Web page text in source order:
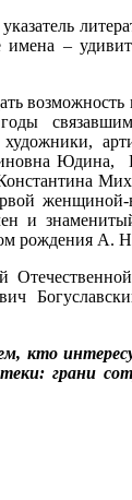
имена –
Юдина,
и
рождения А.
кто
грани